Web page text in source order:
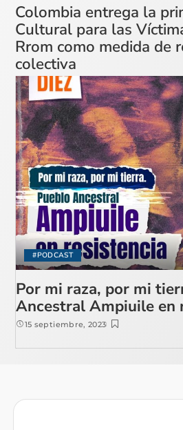
Colombia entrega la
Cultural para las
Rrom como medida de
colectiva
#PODCAST
Por mi raza, por mi
Ancestral Ampiuile en
15 septiembre, 2023